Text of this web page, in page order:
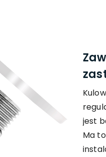
jest
Ma